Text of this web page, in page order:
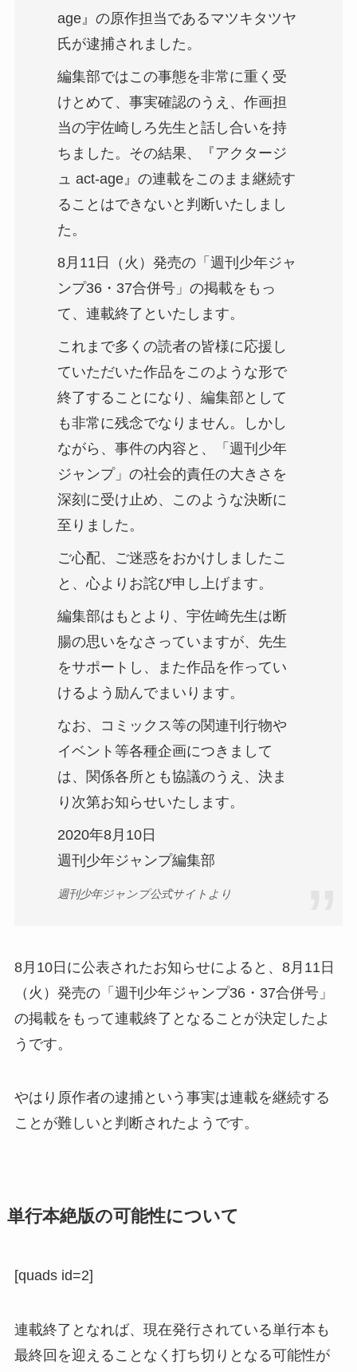
age』の原作担当であるマツキタツヤ
氏が逮捕されました。
編集部ではこの事態を非常に重く受
けとめて、事実確認のうえ、作画担
当の宇佐崎しろ先生と話し合いを持
ちました。その結果、『アクタージ
ュ act-age』の連載をこのまま継続す
ることはできないと判断いたしまし
た。
8月11日（火）発売の「週刊少年ジャ
ンプ36・37合併号」の掲載をもっ
て、連載終了といたします。
これまで多くの読者の皆様に応援し
ていただいた作品をこのような形で
終了することになり、編集部として
も非常に残念でなりません。しかし
ながら、事件の内容と、「週刊少年
ジャンプ」の社会的責任の大きさを
深刻に受け止め、このような決断に
至りました。
ご心配、ご迷惑をおかけしましたこ
と、心よりお詫び申し上げます。
編集部はもとより、宇佐崎先生は断
腸の思いをなさっていますが、先生
をサポートし、また作品を作ってい
けるよう励んでまいります。
なお、コミックス等の関連刊行物や
イベント等各種企画につきまして
は、関係各所とも協議のうえ、決ま
り次第お知らせいたします。
2020年8月10日
週刊少年ジャンプ編集部
週刊少年ジャンプ公式サイトより
8月10日に公表されたお知らせによると、8月11日
（火）発売の「週刊少年ジャンプ36・37合併号」
の掲載をもって連載終了となることが決定したよ
うです。
やはり原作者の逮捕という事実は連載を継続する
ことが難しいと判断されたようです。
単行本絶版の可能性について
[quads id=2]
連載終了となれば、現在発行されている単行本も
最終回を迎えることなく打ち切りとなる可能性が